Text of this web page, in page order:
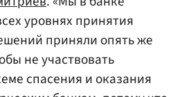
уровнях принятия
приняли опять же
не участвовать
спасения и оказания